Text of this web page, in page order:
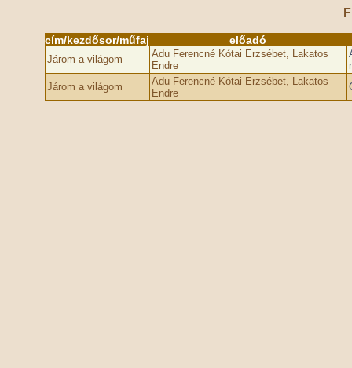
cím/kezdősor/műfaj előadó
Járom a világom
Adu Ferencné Kótai Erzsébet, Lakatos
Endre
Járom a világom
Adu Ferencné Kótai Erzsébet, Lakatos
Endre